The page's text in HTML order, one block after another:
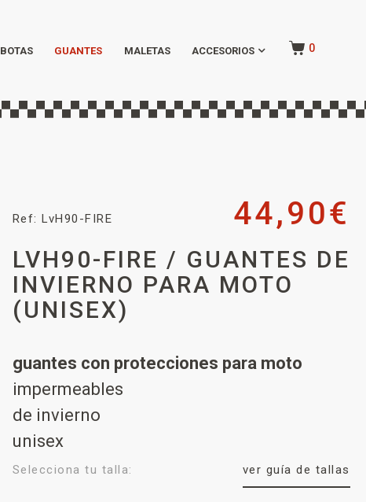
BOTAS GUANTES MALETAS ACCESORIOS 0
Ref: LvH90-FIRE 44,90€
LVH90-FIRE / GUANTES DE
INVIERNO PARA MOTO
(UNISEX)
guantes con protecciones para moto
impermeables
de invierno
unisex
Selecciona tu talla: ver guía de tallas